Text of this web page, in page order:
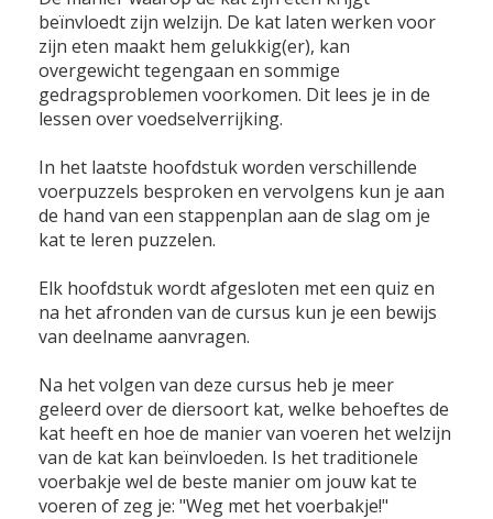
beïnvloedt zijn welzijn. De kat laten werken voor
zijn eten maakt hem gelukkig(er), kan
overgewicht tegengaan en sommige
gedragsproblemen voorkomen. Dit lees je in de
lessen over voedselverrijking.
In het laatste hoofdstuk worden verschillende
voerpuzzels besproken en vervolgens kun je aan
de hand van een stappenplan aan de slag om je
kat te leren puzzelen.
Elk hoofdstuk wordt afgesloten met een quiz en
na het afronden van de cursus kun je een bewijs
van deelname aanvragen.
Na het volgen van deze cursus heb je meer
geleerd over de diersoort kat, welke behoeftes de
kat heeft en hoe de manier van voeren het welzijn
van de kat kan beïnvloeden. Is het traditionele
voerbakje wel de beste manier om jouw kat te
voeren of zeg je: "Weg met het voerbakje!"